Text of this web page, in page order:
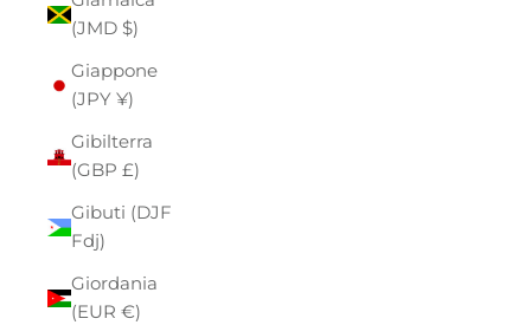
(JMD $)
Giappone
(JPY ¥)
Gibilterra
(GBP £)
Gibuti (DJF
Fdj)
Giordania
(EUR €)